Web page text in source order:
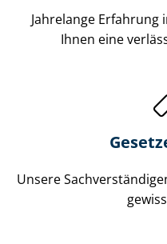
Jahrelange
Ihnen eine
Unsere